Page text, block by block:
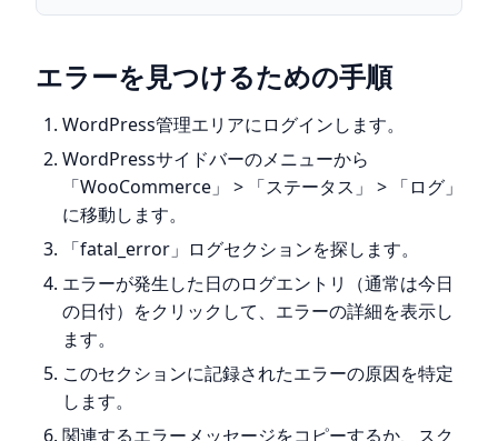
エラーを見つけるための手順
WordPress管理エリアにログインします。
WordPressサイドバーのメニューから
「WooCommerce」 > 「ステータス」 > 「ログ」
に移動します。
「fatal_error」ログセクションを探します。
エラーが発生した日のログエントリ（通常は今日
の日付）をクリックして、エラーの詳細を表示し
ます。
このセクションに記録されたエラーの原因を特定
します。
関連するエラーメッセージをコピーするか、スク